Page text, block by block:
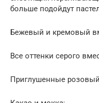
больше подойдут
Бежевый и кремовый
Все оттенки серого
Приглушенные